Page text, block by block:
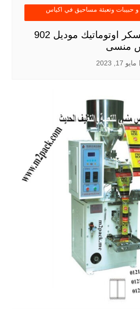
و حبيبات وتعبئة مساحيق في اكياس
ماكينة تعبئة السكر اوتوماتيك موديل 902
منسى
مايو 17, 2023